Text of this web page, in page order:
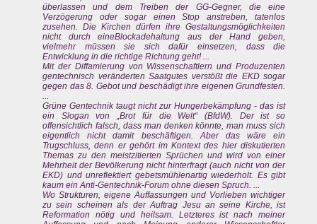
überlassen und dem Treiben der GG-Gegner, die eine
Verzögerung oder sogar einen Stop anstreben, tatenlos
zusehen. Die Kirchen dürfen ihre Gestaltungsmöglichkeiten
nicht durch eineBlockadehaltung aus der Hand geben,
vielmehr müssen sie sich dafür einsetzen, dass die
Entwicklung in die richtige Richtung geht! ...
Mit der Diffamierung von Wissenschaftlern und Produzenten
gentechnisch veränderten Saatgutes verstößt die EKD sogar
gegen das 8. Gebot und beschädigt ihre eigenen Grundfesten.
...
Grüne Gentechnik taugt nicht zur Hungerbekämpfung - das ist
ein Slogan von „Brot für die Welt“ (BfdW). Der ist so
offensichtlich falsch, dass man denken könnte, man muss sich
eigentlich nicht damit beschäftigen. Aber das wäre ein
Trugschluss, denn er gehört im Kontext des hier diskutierten
Themas zu den meistzitierten Sprüchen und wird von einer
Mehrheit der Bevölkerung nicht hinterfragt (auch nicht von der
EKD) und unreflektiert gebetsmühlenartig wiederholt. Es gibt
kaum ein Anti-Gentechnik-Forum ohne diesen Spruch. ...
Wo Strukturen, eigene Auffassungen und Vorlieben wichtiger
zu sein scheinen als der Auftrag Jesu an seine Kirche, ist
Reformation nötig und heilsam. Letzteres ist nach meiner